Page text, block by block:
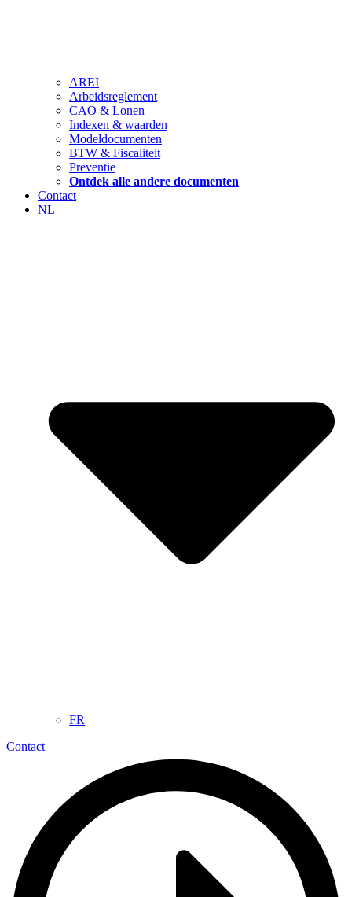
AREI
Arbeidsreglement
CAO & Lonen
Indexen & waarden
Modeldocumenten
BTW & Fiscaliteit
Preventie
Ontdek alle andere documenten
Contact
NL
FR
Contact